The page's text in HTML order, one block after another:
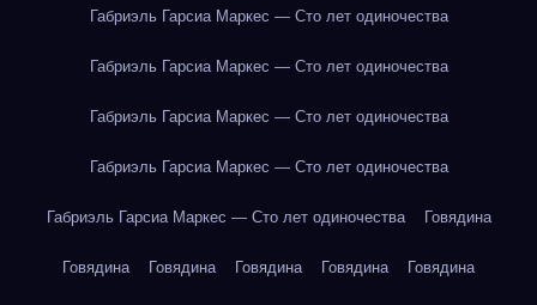
Габриэль Гарсиа Маркес — Сто лет одиночества
Габриэль Гарсиа Маркес — Сто лет одиночества
Габриэль Гарсиа Маркес — Сто лет одиночества
Габриэль Гарсиа Маркес — Сто лет одиночества
Габриэль Гарсиа Маркес — Сто лет одиночества Говядина
Говядина Говядина Говядина Говядина Говядина